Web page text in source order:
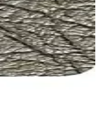
sağlayan bir çözüm